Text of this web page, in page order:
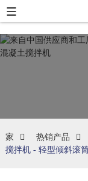
家 热销产品
搅拌机 - 轻型倾斜滚